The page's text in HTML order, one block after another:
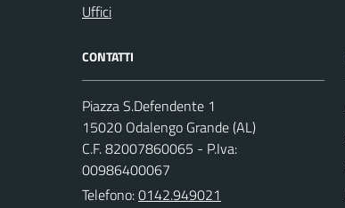
Uffici
CONTATTI
Piazza S.Defendente 1
15020 Odalengo Grande (AL)
C.F. 82007860065 - P.Iva:
00986400067
Telefono:0142.949021